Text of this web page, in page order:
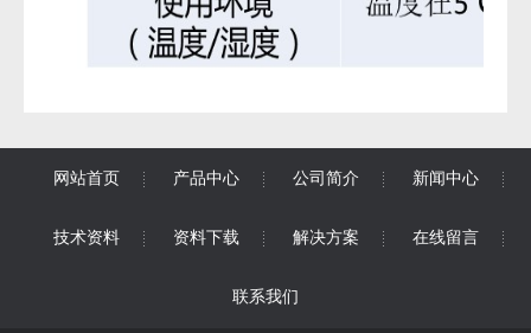
网站首页 产品中心 公司简介 新闻中心
技术资料 资料下载 解决方案 在线留言
联系我们